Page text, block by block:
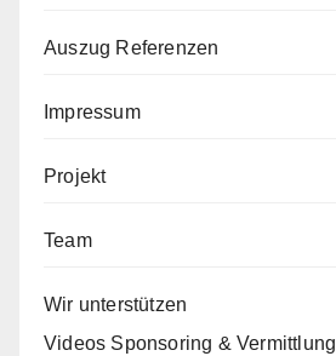
Auszug Referenzen
Impressum
Projekt
Team
Wir unterstützen
Videos Sponsoring & Vermittlung